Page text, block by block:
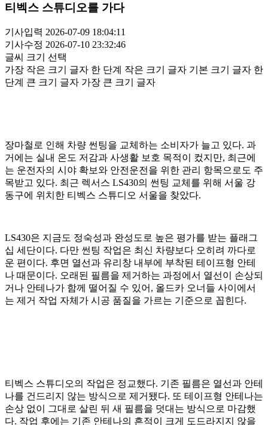
티벡스 스튜디오를 가다
기사입력 2026-07-09 18:04:11
기사수정 2026-07-10 23:32:46
글씨 크기 선택
가장 작은 크기 글자 한 단계 작은 크기 글자 기본 크기 글자 한
단계 큰 크기 글자 가장 큰 크기 글자
장마철로 인해 차량 썬팅을 교체하는 소비자가 늘고 있다. 과
거에는 실내 온도 저감과 사생활 보호 목적이 컸지만, 최근에
는 운전자의 시야 확보와 안전운전을 위한 관리 항목으로도 주
목받고 있다. 최근 렉서스 LS430의 썬팅 교체를 위해 서울 강
동구에 위치한 티벡스 스튜디오 서울을 찾았다.
LS430은 지금도 정숙성과 완성도로 높은 평가를 받는 플래그
십 세단이다. 다만 썬팅 작업은 최신 차량보다 오히려 까다로
운 편이다. 후면 열선과 유리창 내부에 부착된 테이프형 안테
나 때문이다. 오래된 필름을 제거하는 과정에서 열선이 손상되
거나 안테나가 함께 떨어질 수 있어, 올드카 오너들 사이에서
는 제거 작업 자체가 시공 품질을 가르는 기준으로 꼽힌다.
티벡스 스튜디오의 작업은 정교했다. 기존 필름은 열선과 안테
나를 건드리지 않는 방식으로 제거됐다. 또 테이프형 안테나는
손상 없이 그대로 살린 뒤 새 필름을 덧대는 방식으로 마감했
다. 작업 후에는 기존 안테나의 흔적이 크게 도드라지지 않을